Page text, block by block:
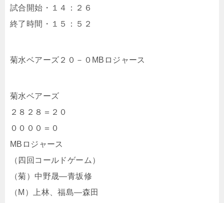
試合開始・１４：２６
終了時間・１５：５２
菊水ベアーズ２０－０MBロジャース
菊水ベアーズ
２８２８＝２０
００００＝０
MBロジャース
（四回コールドゲーム）
（菊）中野晟―青坂修
（M）上林、福島―森田